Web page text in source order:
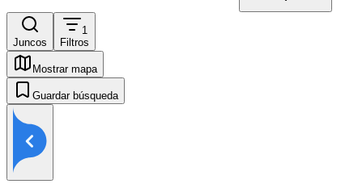
Juncos
1
Filtros
Mostrar mapa
Guardar búsqueda